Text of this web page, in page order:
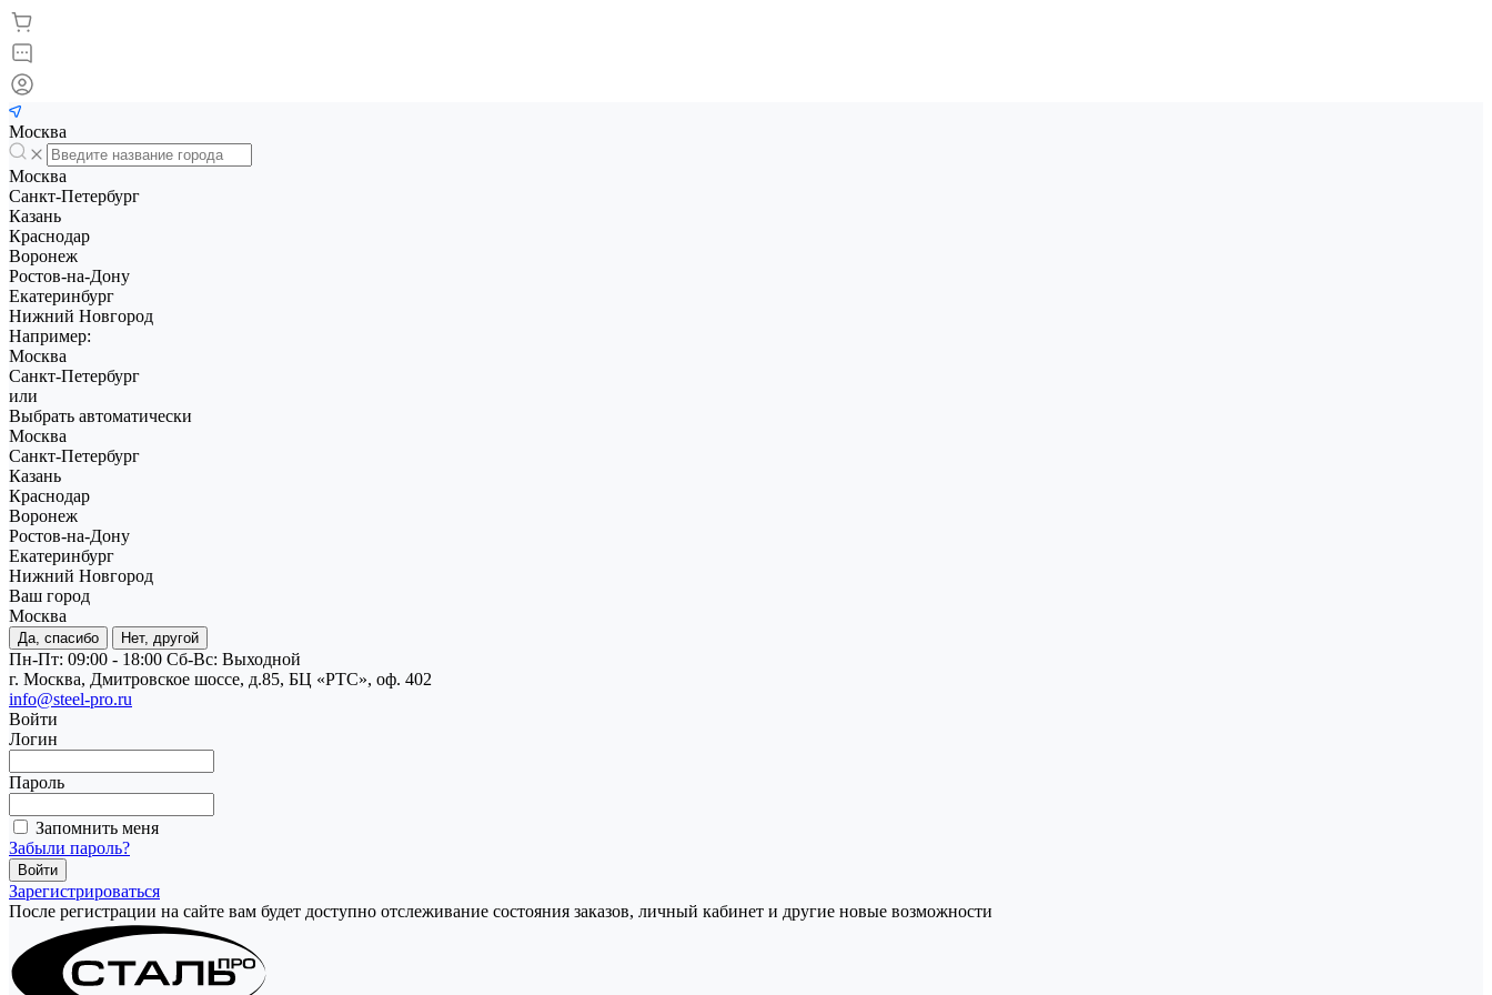
Москва
Москва
Санкт-Петербург
Казань
Краснодар
Воронеж
Ростов-на-Дону
Екатеринбург
Нижний Новгород
Например:
Москва
Санкт-Петербург
или
Выбрать автоматически
Москва
Санкт-Петербург
Казань
Краснодар
Воронеж
Ростов-на-Дону
Екатеринбург
Нижний Новгород
Ваш город
Москва
Да, спасибо Нет, другой
Пн-Пт: 09:00 - 18:00 Cб-Вс: Выходной
г. Москва, Дмитровское шоссе, д.85, БЦ «РТС», оф. 402
info@steel-pro.ru
Войти
Логин
Пароль
Запомнить меня
Забыли пароль?
Зарегистрироваться
После регистрации на сайте вам будет доступно отслеживание состояния заказов, личный кабинет и другие новые возможности